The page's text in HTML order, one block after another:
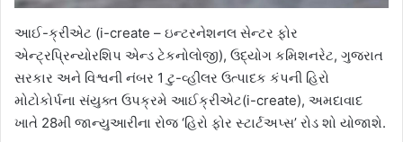
આઈ-ક્રીએટ (i-create – ઇન્ટરનેશનલ સેન્ટર ફોર
એન્ટ્રપ્રિન્યોરશિપ એન્ડ ટેકનોલોજી), ઉદ્યોગ કમિશનરેટ, ગુજરાત
સરકાર અને વિશ્વની નંબર 1 ટુ-વ્હીલર ઉત્પાદક કંપની હિરો
મોટોકોર્પના સંયુક્ત ઉપક્રમે આઈક્રીએટ(i-create), અમદાવાદ
ખાતે 28મી જાન્યુઆરીના રોજ ‘હિરો ફોર સ્ટાર્ટઅપ્સ’ રોડ શો યોજાશે.